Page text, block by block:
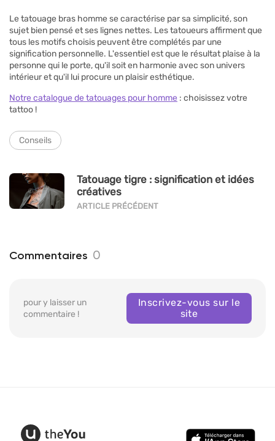
Le tatouage bras homme se caractérise par sa simplicité, son
sujet bien pensé et ses lignes nettes. Les tatoueurs affirment que
tous les motifs choisis peuvent être complétés par une
signification personnelle. L'essentiel est que le résultat plaise à la
personne qui le porte, qu'il soit en harmonie avec son univers
intérieur et qu'il lui procure un plaisir esthétique.
Notre catalogue de tatouages pour homme : choisissez votre
tattoo !
Conseils
Tatouage tigre : signification et idées
créatives
ARTICLE PRÉCÉDENT
Commentaires 0
pour y laisser un
commentaire !
Inscrivez-vous sur le
site